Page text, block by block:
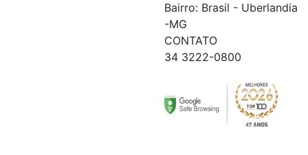
Bairro: Brasil - Uberlandia
-MG
CONTATO
34 3222-0800